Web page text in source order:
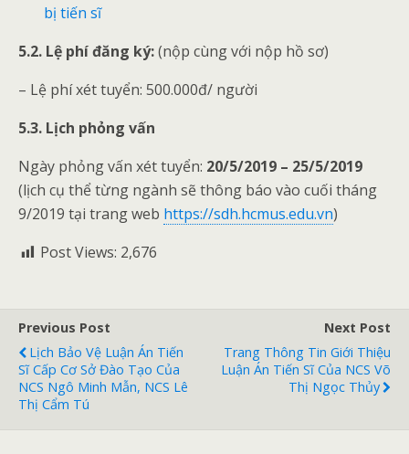
bị tiến sĩ
5.2. Lệ phí đăng ký:(nộp cùng với nộp hồ sơ)
– Lệ phí xét tuyển: 500.000đ/ người
5.3. Lịch phỏng vấn
Ngày phỏng vấn xét tuyển: 20/5/2019 – 25/5/2019
(lịch cụ thể từng ngành sẽ thông báo vào cuối tháng
9/2019 tại trang web https://sdh.hcmus.edu.vn)
Post Views: 2,676
Previous Post
Lịch Bảo Vệ Luận Án Tiến
Sĩ Cấp Cơ Sở Đào Tạo Của
NCS Ngô Minh Mẫn, NCS Lê
Thị Cẩm Tú
Next Post
Trang Thông Tin Giới Thiệu
Luận Án Tiến Sĩ Của NCS Võ
Thị Ngọc Thủy